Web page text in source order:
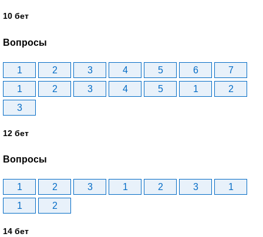
10 бет
Вопросы
1 2 3 4 5 6
7
1
2 3 4 5 1
2
3
12 бет
Вопросы
1 2 3 1 2 3
1
1
2
14 бет